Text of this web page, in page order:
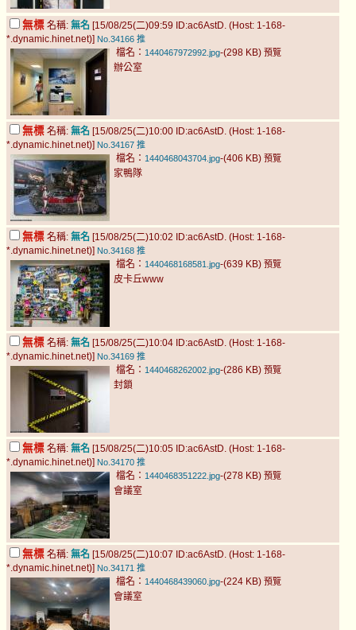
無標 名稱: 無名 [15/08/25(二)09:59 ID:ac6AstD. (Host: 1-168-
*.dynamic.hinet.net)] No.34166 推
檔名： 1440467972992.jpg-(298 KB) 預覽
辦公室
無標 名稱: 無名 [15/08/25(二)10:00 ID:ac6AstD. (Host: 1-168-
*.dynamic.hinet.net)] No.34167 推
檔名： 1440468043704.jpg-(406 KB) 預覽
家鴨隊
無標 名稱: 無名 [15/08/25(二)10:02 ID:ac6AstD. (Host: 1-168-
*.dynamic.hinet.net)] No.34168 推
檔名： 1440468168581.jpg-(639 KB) 預覽
皮卡丘www
無標 名稱: 無名 [15/08/25(二)10:04 ID:ac6AstD. (Host: 1-168-
*.dynamic.hinet.net)] No.34169 推
檔名： 1440468262002.jpg-(286 KB) 預覽
封鎖
無標 名稱: 無名 [15/08/25(二)10:05 ID:ac6AstD. (Host: 1-168-
*.dynamic.hinet.net)] No.34170 推
檔名： 1440468351222.jpg-(278 KB) 預覽
會議室
無標 名稱: 無名 [15/08/25(二)10:07 ID:ac6AstD. (Host: 1-168-
*.dynamic.hinet.net)] No.34171 推
檔名： 1440468439060.jpg-(224 KB) 預覽
會議室